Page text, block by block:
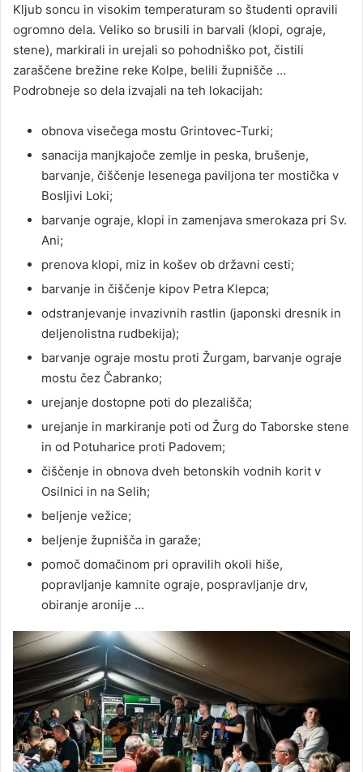
Kljub soncu in visokim temperaturam so študenti opravili
ogromno dela. Veliko so brusili in barvali (klopi, ograje,
stene), markirali in urejali so pohodniško pot, čistili
zaraščene brežine reke Kolpe, belili župnišče …
Podrobneje so dela izvajali na teh lokacijah:
obnova visečega mostu Grintovec-Turki;
sanacija manjkajoče zemlje in peska, brušenje,
barvanje, čiščenje lesenega paviljona ter mostička v
Bosljivi Loki;
barvanje ograje, klopi in zamenjava smerokaza pri Sv.
Ani;
prenova klopi, miz in košev ob državni cesti;
barvanje in čiščenje kipov Petra Klepca;
odstranjevanje invazivnih rastlin (japonski dresnik in
deljenolistna rudbekija);
barvanje ograje mostu proti Žurgam, barvanje ograje
mostu čez Čabranko;
urejanje dostopne poti do plezališča;
urejanje in markiranje poti od Žurg do Taborske stene
in od Potuharice proti Padovem;
čiščenje in obnova dveh betonskih vodnih korit v
Osilnici in na Selih;
beljenje vežice;
beljenje župnišča in garaže;
pomoč domačinom pri opravilih okoli hiše,
popravljanje kamnite ograje, pospravljanje drv,
obiranje aronije …